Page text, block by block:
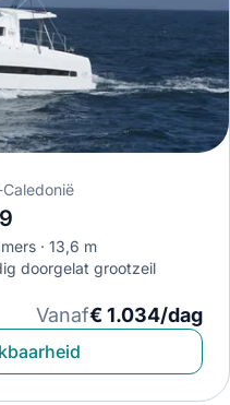
13,6 m
doorgelat grootzeil
Vanaf€ 1.034/dag